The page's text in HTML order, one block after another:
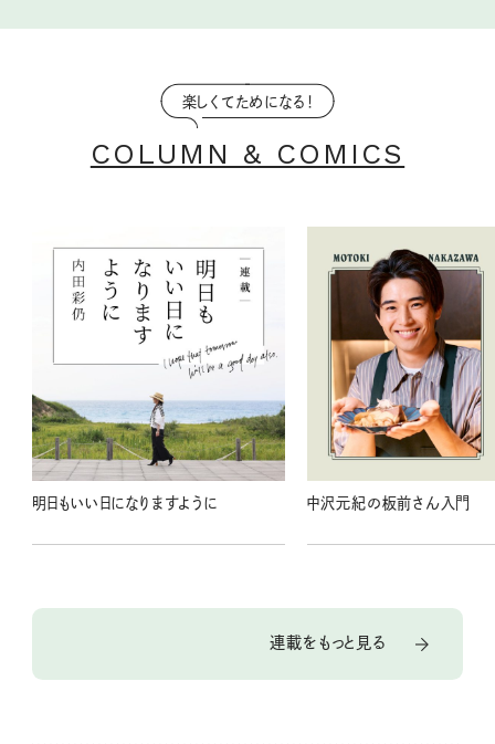
楽しくてためになる！
COLUMN & COMICS
明日もいい日になりますように 中沢元紀の板前さん入門
連載をもっと見る